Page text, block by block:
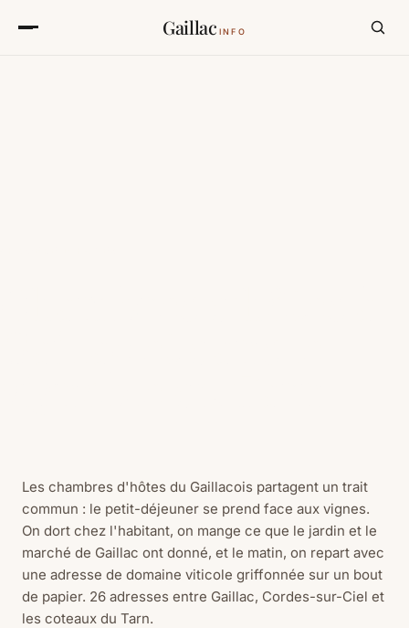
Gaillac INFO
chambre, château, lumière du matin
Les chambres d'hôtes du Gaillacois partagent un trait
commun : le petit-déjeuner se prend face aux vignes.
On dort chez l'habitant, on mange ce que le jardin et le
marché de Gaillac ont donné, et le matin, on repart avec
une adresse de domaine viticole griffonnée sur un bout
de papier. 26 adresses entre Gaillac, Cordes-sur-Ciel et
les coteaux du Tarn.